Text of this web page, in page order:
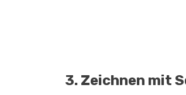
3. Zeichnen mit